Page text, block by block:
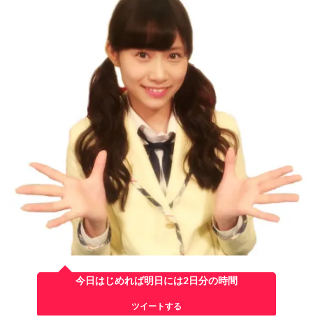
今日はじめれば明日には2日分の時間
ツイートする